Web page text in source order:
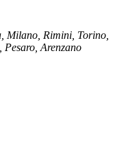
Milano, Rimini, Torino,
Pesaro, Arenzano